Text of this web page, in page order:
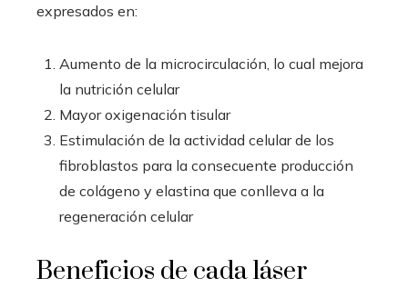
expresados en:
Aumento de la microcirculación, lo cual mejora
la nutrición celular
Mayor oxigenación tisular
Estimulación de la actividad celular de los
fibroblastos para la consecuente producción
de colágeno y elastina que conlleva a la
regeneración celular
Beneficios de cada láser